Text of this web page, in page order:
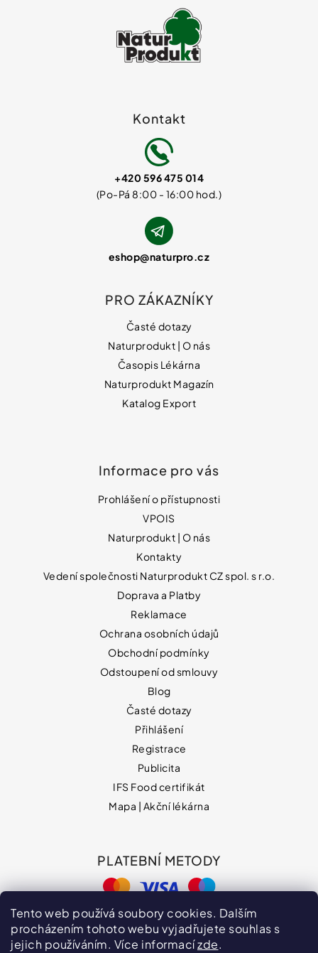
Tento web používá soubory cookies. Dalším
procházením tohoto webu vyjadřujete souhlas s
jejich používáním. Více informacízde.
Kontakt
eshop@naturpro.cz
+420 596 475 014
PRO ZÁKAZNÍKY
Časté dotazy
Naturprodukt | O nás
Časopis Lékárna
Naturprodukt Magazín
Katalog Export
Informace pro vás
Prohlášení o přístupnosti
VPOIS
Naturprodukt | O nás
Kontakty
Vedení společnosti Naturprodukt CZ spol. s r.o.
Doprava a Platby
Reklamace
Ochrana osobních údajů
Obchodní podmínky
Odstoupení od smlouvy
Blog
Časté dotazy
Přihlášení
Registrace
Publicita
IFS Food certifikát
Mapa | Akční lékárna
PLATEBNÍ METODY